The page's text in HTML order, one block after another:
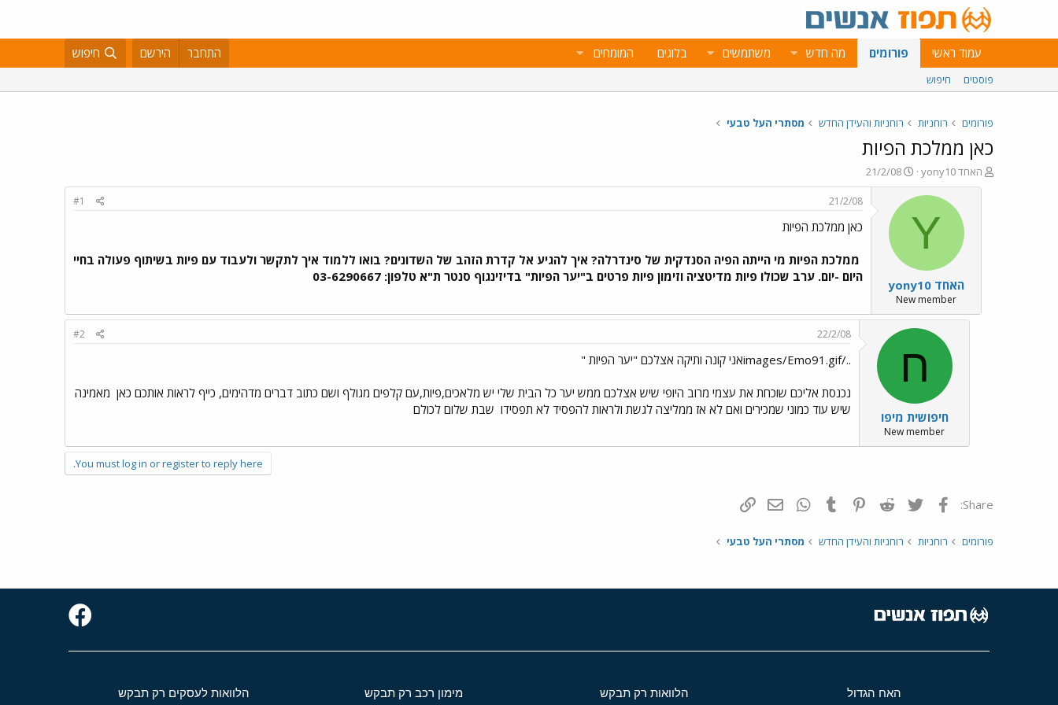
עמוד ראשי פורומים מה חדש משתמשים בלוגים המומחים התחבר הירשם חיפוש
פוסטים חיפוש
פורומים רוחניות רוחניות והעידן החדש מסתרי העל טבעי
כאן ממלכת הפיות
פ
ו
yony10 האחד
פ
ו
ס
ת
ר
י
ך
21/2/08
Y
yony10 האחד
New member
21/2/08
#1
כאן ממלכת הפיות
ממלכת הפיות מי הייתה הפיה הסנדקית של סינדרלה? איך להגיע אל קדרת הזהב של השדונים? בואו ללמוד איך לתקשר ולעבוד עם פיות בשיתוף פעולה בחיי
היום -יום. ערב שכולו פיות מדיטציה וזימון פיות פרטים ב"יער הפיות" בדיזינגוף סנטר ת"א טלפון: 03-6290667
ח
חיפושית מיפו
New member
22/2/08
#2
../images/Emo91.gifאני קונה ותיקה אצלכם "יער הפיות "
נכנסת אליכם שוכחת את עצמי מרוב היופי שיש אצלכם ממש יער כל הבית שלי יש מלאכים,פיות,עם קלפים מגולף ושם כתוב דברים מדהימים, כייף לראות אותכם כאן מאמינה
שיש עוד כמוני שמכירים ואם לא אז ממליצה לגשת ולראות להפסיד לא תפסידו שבת שלום לכולם
You must log in or register to reply here.
Share: פייסבוק Twitter
Reddit
Pinterest
Tumblr
WhatsAppדואר אלקטרוני
פורומים רוחניות רוחניות והעידן החדש מסתרי העל טבעי
האח הגדול הלוואות רק תבקש מימון רכב רק תבקש הלוואות לעסקים רק תבקש